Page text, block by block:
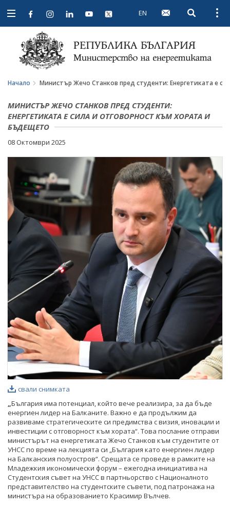
Open
navigation
EN Open
Начало Министър Жечо Станков пред студенти: Енергетиката е
МИНИСТЪР ЖЕЧО СТАНКОВ ПРЕД СТУДЕНТИ:
ЕНЕРГЕТИКАТА Е СИЛА И ОТГОВОРНОСТ КЪМ ХОРАТА И
БЪДЕЩЕТО
08 Октомври 2025
свали снимката
България има потенциал, който вече реализира, за да бъде
енергиен лидер на Балканите. Важно е да продължим да
развиваме стратегическите си предимства с визия, иновации и
инвестиции с отговорност към хората“. Това послание отправи
министърът на енергетиката Жечо Станков към студентите от
УНСС по време на лекцията си „България като енергиен лидер
на Балканския полуостров“. Срещата се проведе в рамките на
Младежкия икономически форум – ежегодна инициатива на
Студентския съвет на УНСС в партньорство с Националното
представителство на студентските съвети, под патронажа на
министъра на образованието Красимир Вълчев.